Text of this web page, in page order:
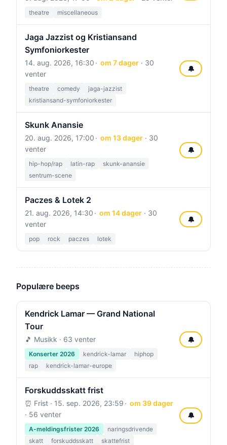
theatre miscellaneous
Jaga Jazzist og Kristiansand
Symfoniorkester
14. aug. 2026, 16:30 om 7 dager· 30
venter
theatre comedy
jaga-jazzist
kristiansand-symfoniorkester
🔔
Skunk Anansie
20. aug. 2026, 17:00 om 13 dager· 30
venter
hip-hop/rap latin-rap
skunk-anansie
sentrum-scene
🔔
Paczes & Lotek 2
21. aug. 2026, 14:30 om 14 dager· 30
venter
pop rock paczes lotek
🔔
Populære beeps
Kendrick Lamar — Grand National
Tour
🎵 Musikk · 63 venter
Konserter 2026 kendrick-lamar
hiphop
rap
kendrick-lamar-europe
🔔
Forskuddsskatt frist
⏰ Frist · 15. sep. 2026, 23:59
om 39 dager
· 56 venter
A-meldingsfrister 2026
naringsdrivende
skatt
forskuddsskatt skattefrist
🔔